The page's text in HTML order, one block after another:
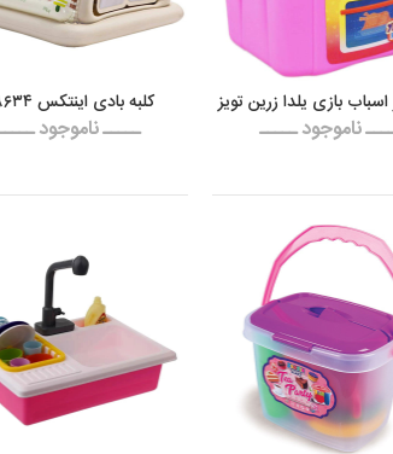
اسباب بازی یلدا زرین تویز
ناموجود ـــــ
کلبه بادی اینتکس ۴۸۶۳۴
ـــــ ناموجود